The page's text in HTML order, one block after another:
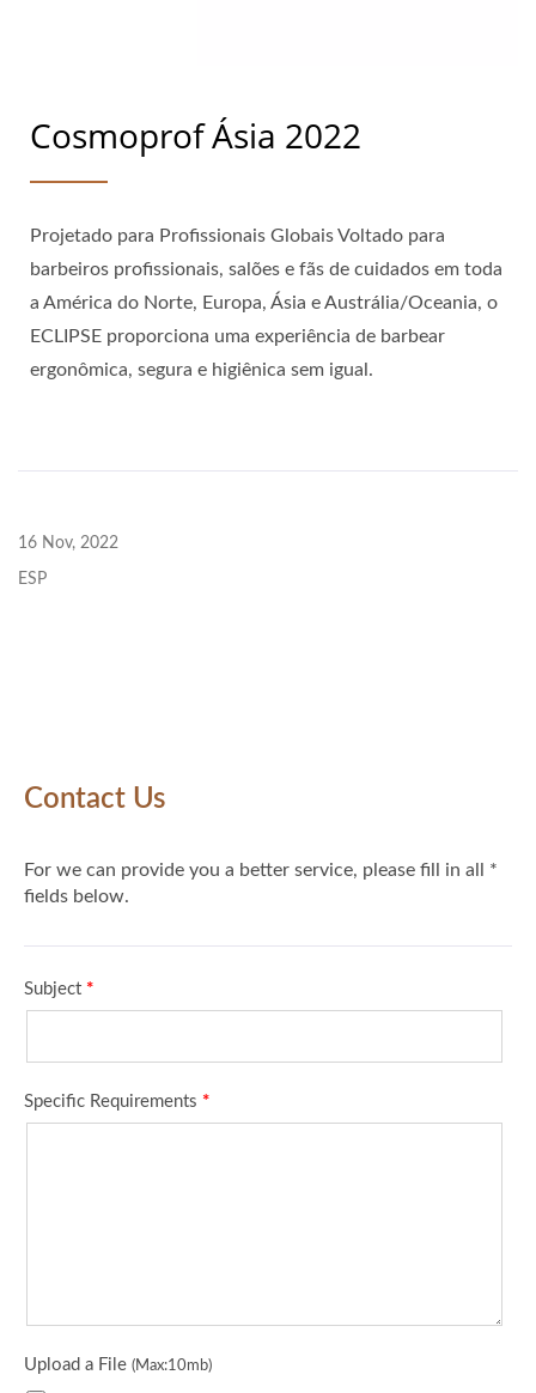
Cosmoprof Ásia 2022
Projetado para Profissionais Globais Voltado para
barbeiros profissionais, salões e fãs de cuidados em toda
a América do Norte, Europa, Ásia e Austrália/Oceania, o
ECLIPSE proporciona uma experiência de barbear
ergonômica, segura e higiênica sem igual.
16 Nov, 2022
ESP